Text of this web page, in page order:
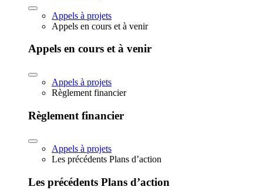
Appels à projets
Appels en cours et à venir
Appels en cours et à venir
Appels à projets
Règlement financier
Règlement financier
Appels à projets
Les précédents Plans d’action
Les précédents Plans d’action